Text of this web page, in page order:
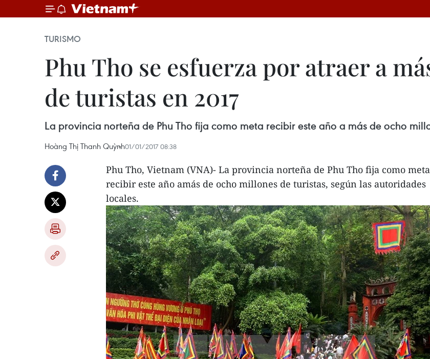
TURISMO
Phu Tho se esfuerza por atraer a
de turistas en 2017
La provincia norteña de Phu Tho fija como meta recibir este año a más de ocho
Hoàng Thị Thanh Quỳnh01/01/2017 08:38
Phu Tho, Vietnam (VNA)- La provincia norteña de Phu Tho fija como meta
recibir este año amás de ocho millones de turistas, según las autoridades
locales.